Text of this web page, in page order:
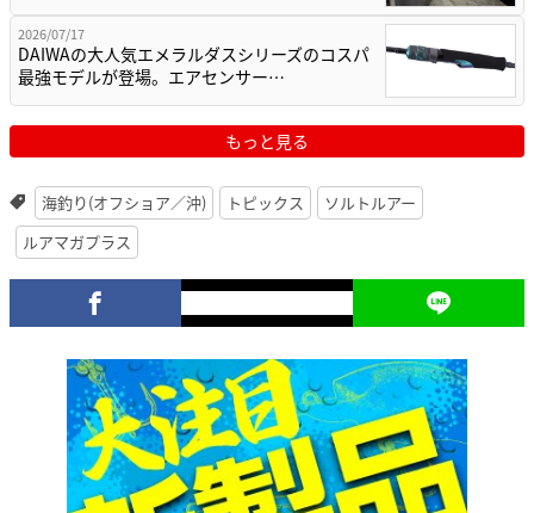
2026/07/17
DAIWAの大人気エメラルダスシリーズのコスパ
最強モデルが登場。エアセンサー…
もっと見る
海釣り(オフショア／沖) トピックス
ソルトルアー
ルアマガプラス